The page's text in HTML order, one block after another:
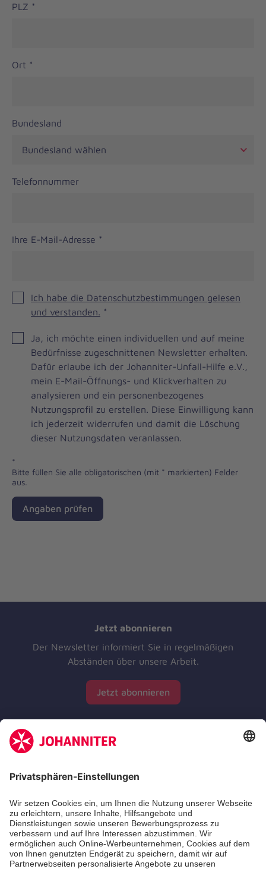
PLZ *
Ort *
Bundesland
Telefonnummer
Ihre E-Mail-Adresse *
Ich habe die Datenschutzbestimmungen gelesen
und verstanden. *
Brevo
Newsletter
Checkbox
Ja, ich möchte einen individuellen und auf meine
Bedürfnisse zugeschnittenen Newsletter erhalten.
Dafür erlaube ich der Johanniter-Unfall-Hilfe e.V.,
mein E-Mail-Öffnungs- und Klickverhalten zu
analysieren und ein personenbezogenes
Nutzungsprofil zu erstellen. Diese Einwilligung kann
ich jederzeit widerrufen und damit die Löschung
dieser Nutzungsdaten veranlassen.
*
Bitte füllen Sie alle obligatorischen (mit * markierten) Felder
aus.
Angaben prüfen
Jetzt abonnieren
Der Newsletter informiert Sie in regelmäßigen
Abständen über unsere Arbeit.
Jetzt abonnieren
Zertifizierung der Johanniter-Unfall-Hilfe e.V.
Die Johanniter GmbH führt das Spendenzertifikat
des Deutschen Spendenrats e.V.